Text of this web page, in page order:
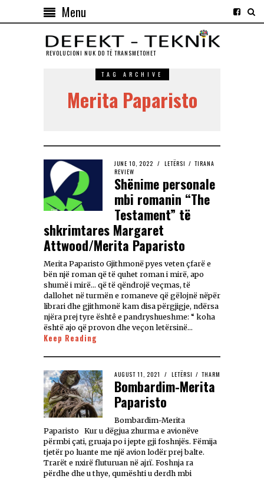
Menu
REVOLUCIONI NUK DO TЁ TRANSMETOHET
TAG ARCHIVE
Merita Paparisto
JUNE 10, 2022 LETËRSI / TIRANA
REVIEW
Shënime personale
mbi romanin “The
Testament” të
shkrimtares Margaret
Attwood/Merita Paparisto
Merita Paparisto Gjithmonë pyes veten çfarë e
bën një roman që të quhet roman i mirë, apo
shumë i mirë… që të qëndrojë veçmas, të
dallohet në turmën e romaneve që gëlojnë nëpër
librari dhe gjithmonë kam disa përgjigje, ndërsa
njëra prej tyre ështê e pandryshueshme: “ koha
është ajo që provon dhe veçon letërsinë…
Keep Reading
AUGUST 11, 2021 LETËRSI / THARM
Bombardim-Merita
Paparisto
Bombardim-Merita
Paparisto Kur u dëgjua zhurma e avionëve
përmbi çati, gruaja po i jepte gji foshnjës. Fëmija
tjetër po luante me një avion lodër prej balte.
Trarët e nxirë fluturuan në ajrï. Foshnja ra
përdhe dhe u thye, qumështi u derdh mbi